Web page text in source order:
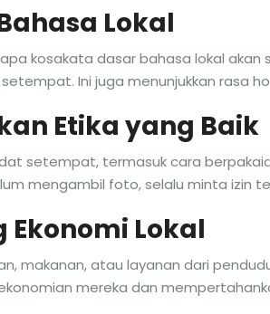
Lokal
kosakata dasar bahasa lokal
Ini juga menunjukkan rasa
Etika yang Baik
setempat, termasuk cara
mengambil foto, selalu minta izin
Ekonomi Lokal
makanan, atau layanan dari
mereka dan